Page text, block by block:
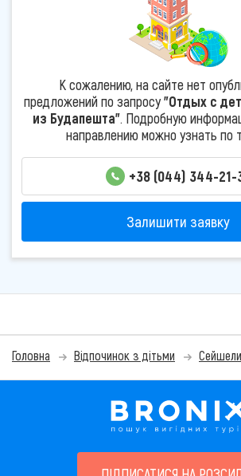
К сожалению, на сайте нет
предложений по запросу"Отдых с
из Будапешта". Подробную
направлению можно узнать по
+38 (044) 344-21-
Залишити заявку
Головна Відпочинок з дітьми Сейшели